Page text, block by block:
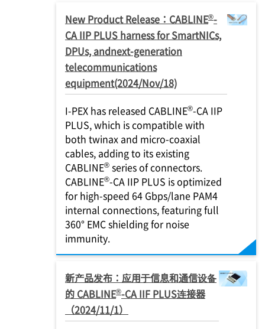
New Product Release：CABLINE®-
CA IIP PLUS harness for SmartNICs,
DPUs, andnext-generation
telecommunications
equipment(2024/Nov/18)
I-PEX has released CABLINE®-CA IIP
PLUS, which is compatible with
both twinax and micro-coaxial
cables, adding to its existing
CABLINE® series of connectors.
CABLINE®-CA IIP PLUS is optimized
for high-speed 64 Gbps/lane PAM4
internal connections, featuring full
360° EMC shielding for noise
immunity.
新产品发布：应用于信息和通信设备
的 CABLINE®-CA IIF PLUS连接器
（2024/11/1）